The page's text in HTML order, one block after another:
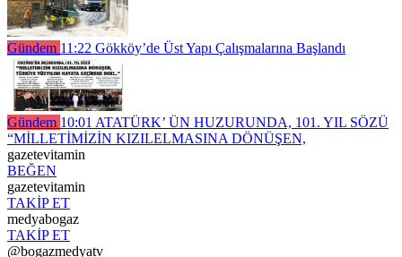
Gündem 11:22 Gökköy’de Üst Yapı Çalışmalarına Başlandı
Gündem 10:01 ATATÜRK’ ÜN HUZURUNDA, 101. YIL SÖZÜ
“MİLLETİMİZİN KIZILELMASINA DÖNÜŞEN,
gazetevitamin
BEĞEN
gazetevitamin
TAKİP ET
medyabogaz
TAKİP ET
@bogazmedyatv